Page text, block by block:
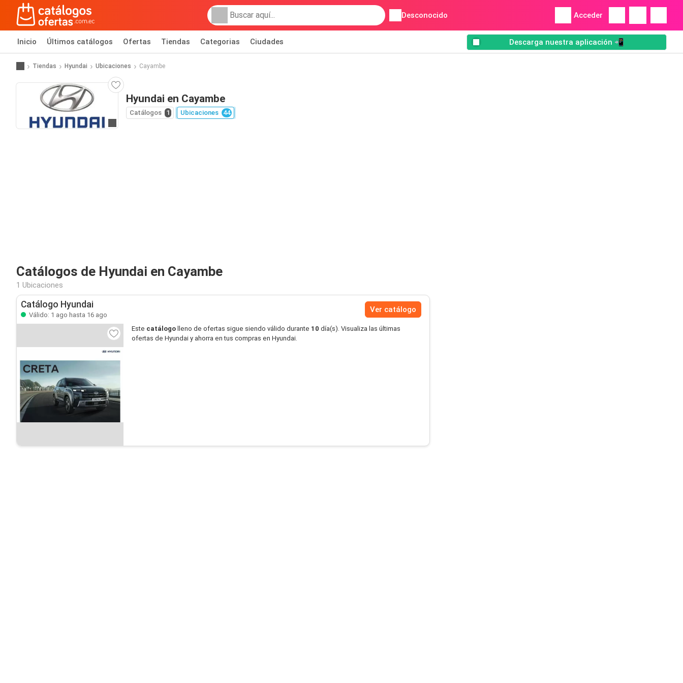
Desconocido Acceder
Inicio Últimos catálogos Ofertas Tiendas Categorias Ciudades Descarga nuestra aplicación 📲
Tiendas Hyundai Ubicaciones Cayambe
Hyundai en Cayambe
Catálogos 1 Ubicaciones 44
Catálogos de Hyundai en Cayambe
1 Ubicaciones
Catálogo Hyundai
Válido: 1 ago hasta 16 ago
Ver catálogo
Este catálogo lleno de ofertas sigue siendo válido durante 10 día(s). Visualiza las últimas
ofertas de Hyundai y ahorra en tus compras en Hyundai.